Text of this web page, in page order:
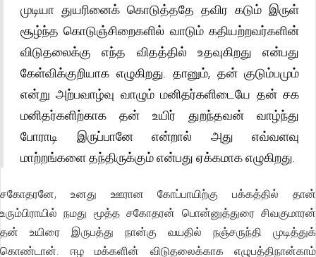
முடியா துயரினைக் கொடுத்ததே தவிர கடும் இருள்
சூழ்ந்த கொடுஞ்சிறைகளில் வாடும் கதியற்றவர்களின்
விடுதலைக்கு எந்த விதத்தில் உதவுகிறது என்பது
கேள்விக்குறியாக எழுகிறது. தானும், தன் குடும்பமும்
என்று அற்பவாழ்வு வாழும் மனிதர்களிடையே தன் சக
மனிதர்களிற்காக தன் உயிர் துறந்தவன் வாழ்ந்து
போராடி இருப்பானே என்றால் அது எவ்வளவு
மாற்றங்களை தந்திருக்கும் என்பது ஏக்கமாக எழுகிறது.
சகோதரனே, உனது ஊரான கோப்பாயிற்கு பக்கத்தில் தான்
உரும்பிராயில் நமது மூத்த சகோதரன் பொன்னுத்துரை சிவகுமாரன்
தன் உயிரை இருபத்து நான்கு வயதில் நஞ்சருந்தி முடித்துக்
கொண்டான். ஈழ மக்களின் விடுதலைக்காக எழுபத்திநான்காம்